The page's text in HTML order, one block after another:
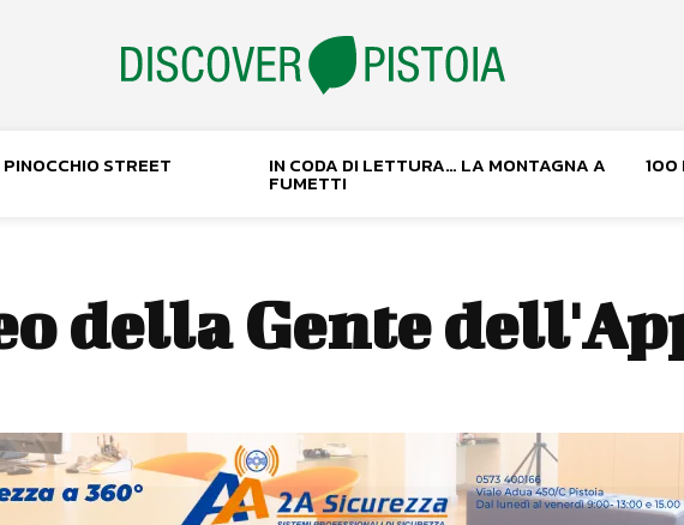
STREET IN CODA DI LETTURA… LA MONTAGNA A
FUMETTI
100
della Gente